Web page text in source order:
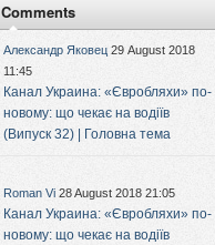
Comments
Александр Яковец 29 August 2018
11:45
Канал Украина: «Євробляхи» по-
новому: що чекає на водіїв
(Випуск 32) | Головна тема
Roman Vi 28 August 2018 21:05
Канал Украина: «Євробляхи» по-
новому: що чекає на водіїв